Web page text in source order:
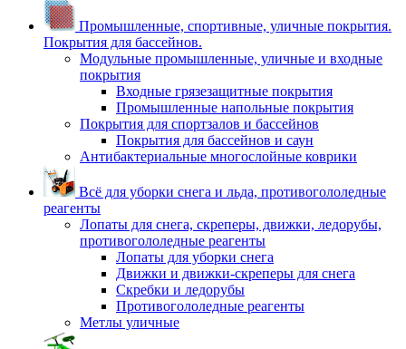
Промышленные, спортивные, уличные покрытия.
Покрытия для бассейнов.
Модульные промышленные, уличные и входные
покрытия
Входные грязезащитные покрытия
Промышленные напольные покрытия
Покрытия для спортзалов и бассейнов
Покрытия для бассейнов и саун
Антибактериальные многослойные коврики
Всё для уборки снега и льда, противогололедные
реагенты
Лопаты для снега, скреперы, движки, ледорубы,
противогололедные реагенты
Лопаты для уборки снега
Движки и движки-скреперы для снега
Скребки и ледорубы
Противогололедные реагенты
Метлы уличные